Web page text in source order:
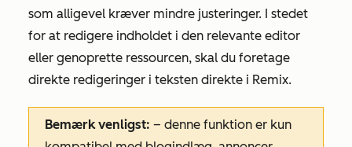
som alligevel kræver mindre justeringer. I stedet
for at redigere indholdet i den relevante editor
eller genoprette ressourcen, skal du foretage
direkte redigeringer i teksten direkte i Remix.
Bemærk venligst: – denne funktion er kun